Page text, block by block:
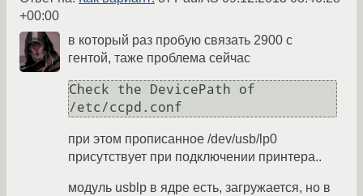
+00:00
в который раз пробую связать 2900 с
гентой, таже проблема сейчас
Check the DevicePath of
при этом прописанное /dev/usb/lp0
присутствует при подключении принтера..
модуль usblp в ядре есть, загружается, но в